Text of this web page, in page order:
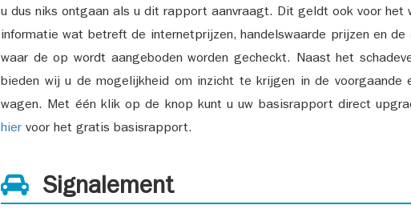
u dus niks ontgaan als u dit rapport aanvraagt. Dit geldt ook voor
informatie wat betreft de internetprijzen, handelswaarde prijzen en
waar de op wordt aangeboden worden gecheckt. Naast het
bieden wij u de mogelijkheid om inzicht te krijgen in de voorgaande
wagen. Met één klik op de knop kunt u uw basisrapport direct
hier voor het gratis basisrapport.
Signalement